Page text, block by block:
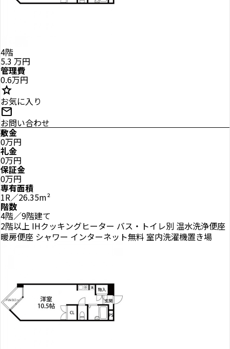
4階
5.3 万円
管理費
0.6万円
star
お気に入り
mail
お問い合わせ
敷金
0万円
礼金
0万円
保証金
0万円
専有面積
1R／26.35m²
階数
4階／9階建て
2階以上 IHクッキングヒーター バス・トイレ別 温水洗浄便座
暖房便座 シャワー インターネット無料 室内洗濯機置き場